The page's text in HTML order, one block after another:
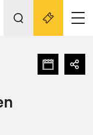
Nos activités